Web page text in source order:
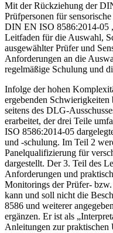
Mit der Rückziehung der
Prüfpersonen für
DIN EN ISO 8586:2014-05
Leitfaden für die Auswahl,
ausgewählter Prüfer und
Anforderungen an die
regelmäßige Schulung und
Infolge der hohen
ergebenden
seitens des DLG-
erarbeitet, der drei Teile
ISO 8586:2014-05
und -schulung. Im Teil 2
Panelqualifizierung für
dargestellt. Der 3. Teil des
Anforderungen und
Monitorings der Prüfer-
kann und soll nicht die
8586 und weiterer
ergänzen. Er ist als
Anleitungen zur praktischen